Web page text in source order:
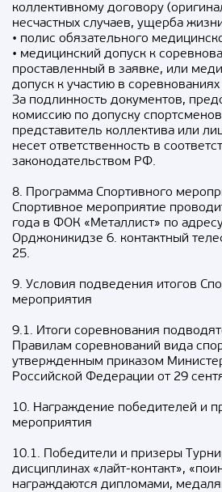
коллективному договору
несчастных случаев, ущерба
• полис обязательного
• медицинский допуск к
проставленный в заявке, или
допуск к участию в
За подлинность документов,
комиссию по допуску
представитель коллектива или
несет ответственность в
законодательством РФ.
8. Программа Спортивного
Спортивное мероприятие
года в ФОК «Металлист» по
Орджоникидзе 6. контактный
25.
9. Условия подведения итогов
мероприятия
9.1. Итоги соревнования
Правилам соревнований вида
утвержденным приказом
Российской Федерации от 29
10. Награждение победителей и
мероприятия
10.1. Победители и призеры
дисциплинах «лайт-контакт»,
награждаются дипломами,